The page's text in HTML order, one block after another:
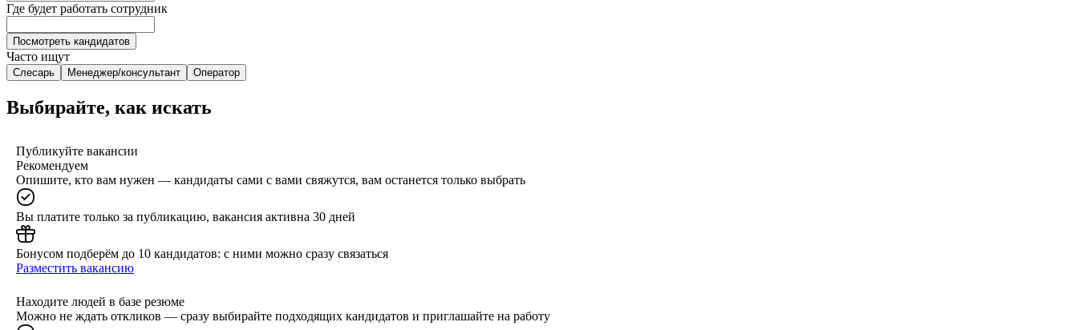
Где будет работать сотрудник
Посмотреть кандидатов
Часто ищут
Слесарь Менеджер/консультант Оператор
Выбирайте, как искать
Публикуйте вакансии
Рекомендуем
Опишите, кто вам нужен — кандидаты сами с вами свяжутся, вам останется только выбрать
Вы платите только за публикацию, вакансия активна 30 дней
Бонусом подберём до 10 кандидатов: с ними можно сразу связаться
Разместить вакансию
Находите людей в базе резюме
Можно не ждать откликов — сразу выбирайте подходящих кандидатов и приглашайте на работу